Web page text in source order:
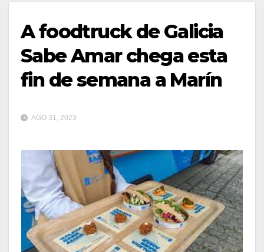
A foodtruck de Galicia
Sabe Amar chega esta
fin de semana a Marín
AGO 31, 2023